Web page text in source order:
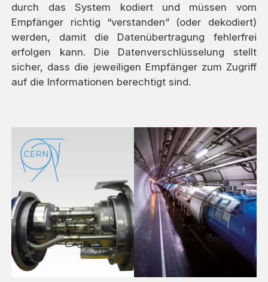
durch das System kodiert und müssen vom
Empfänger richtig “verstanden” (oder dekodiert)
werden, damit die Datenübertragung fehlerfrei
erfolgen kann. Die Datenverschlüsselung stellt
sicher, dass die jeweiligen Empfänger zum Zugriff
auf die Informationen berechtigt sind.